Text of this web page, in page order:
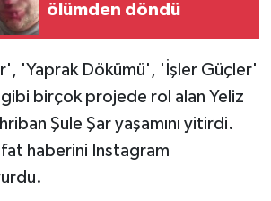
ölümden döndü
'Yaprak Dökümü', 'İşler Güçler'
birçok projede rol alan Yeliz
Şule Şar yaşamını yitirdi.
haberini Instagram